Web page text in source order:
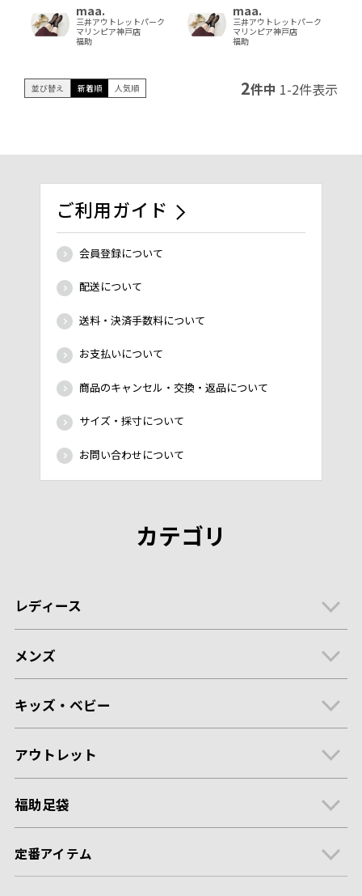
maa.
三井アウトレットパーク
マリンピア神戸店
福助
maa.
三井アウトレットパーク
マリンピア神戸店
福助
並び替え 新着順 人気順 2件中 1-2件表示
ご利用ガイド
会員登録について
配送について
送料・決済手数料について
お支払いについて
商品のキャンセル・交換・返品について
サイズ・採寸について
お問い合わせについて
カテゴリ
レディース
メンズ
キッズ・ベビー
アウトレット
福助足袋
定番アイテム